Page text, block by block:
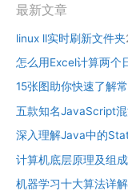
最新文章
linux ll实时刷新文件夹
怎么用Excel计算两个
15张图助你快速了解
五款知名JavaScript
深入理解Java中的
计算机底层原理及组
机器学习十大算法详解